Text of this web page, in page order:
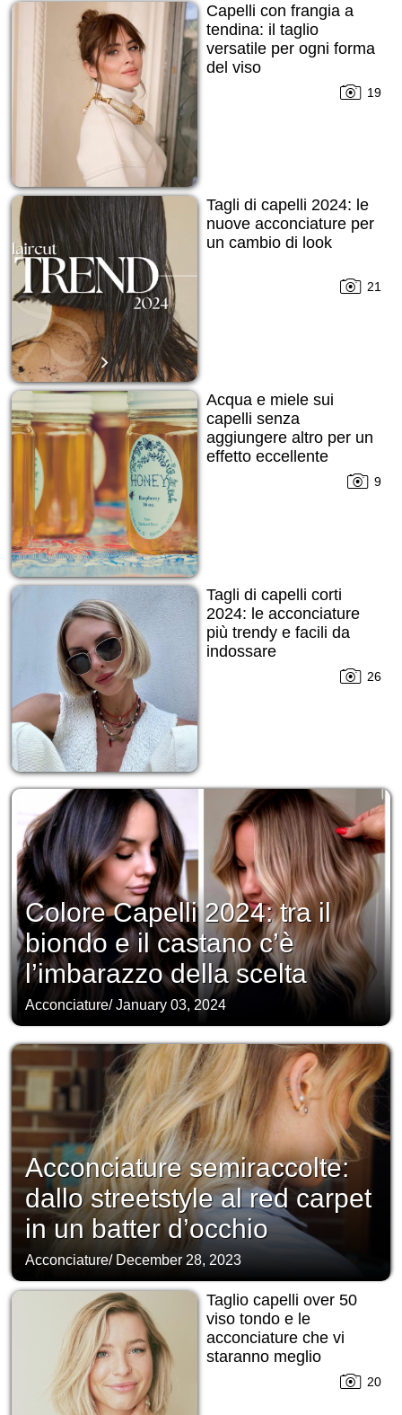
Capelli con frangia a
tendina: il taglio
versatile per ogni forma
del viso
19
Tagli di capelli 2024: le
nuove acconciature per
un cambio di look
21
Acqua e miele sui
capelli senza
aggiungere altro per un
effetto eccellente
9
Tagli di capelli corti
2024: le acconciature
più trendy e facili da
indossare
indipendentemente
26
Colore Capelli 2024: tra il
biondo e il castano c’è
l’imbarazzo della scelta
Acconciature/January 03, 2024
Acconciature semiraccolte:
dallo streetstyle al red carpet
in un batter d’occhio
Acconciature/ December 28, 2023
Taglio capelli over 50
viso tondo e le
acconciature che vi
staranno meglio
20